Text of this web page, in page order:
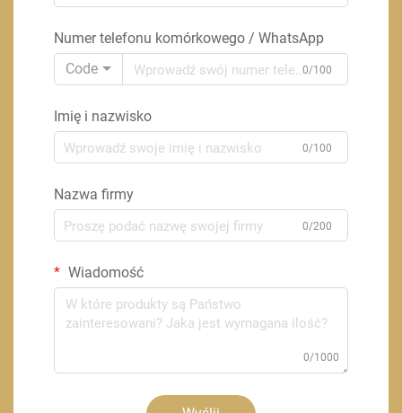
Numer telefonu komórkowego / WhatsApp
Code
0/100
Imię i nazwisko
0/100
Nazwa firmy
0/200
Wiadomość
0/1000